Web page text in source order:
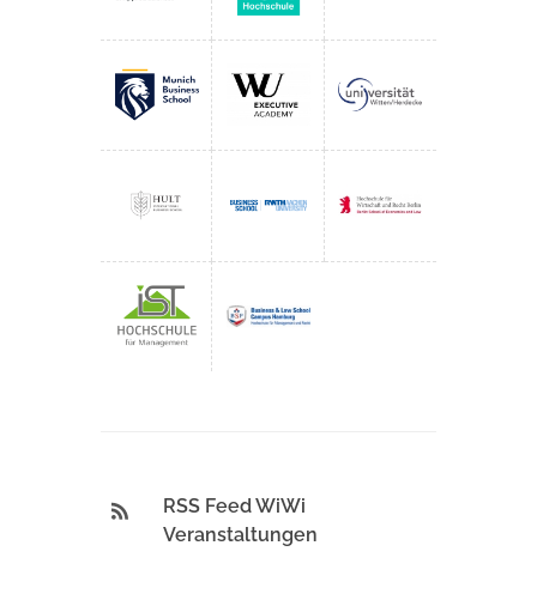
RSS Feed WiWi
Veranstaltungen